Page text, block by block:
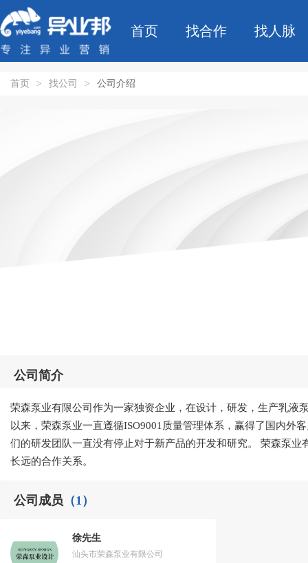
首页 找合作 找人脉
首页 > 找公司 > 公司介绍
公司简介
荣森泵业有限公司作为一家独资企业，在设计，研发，生产乳液
以来，荣森泵业一直遵循ISO9001质量管理体系，赢得了国内外
们的研发团队一直没有停止对于新产品的开发和研究。 荣森泵
长远的合作关系。
公司成员 （1）
徐先生
汕头市荣森泵业有限公司